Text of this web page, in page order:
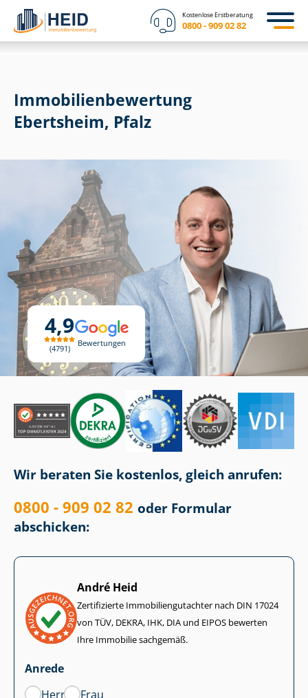
Kostenlose Erstberatung
0800 - 909 02 82
4,9
4791
Bewertungen
Immobilien­bewertung
Ebertsheim, Pfalz
Wir beraten Sie kostenlos, gleich anrufen:
0800 - 909 02 82 oder Formular
abschicken:
André Heid
Zertifizierte Im­mo­bi­li­en­gut­ach­ter nach DIN 17024
von TÜV, DEKRA, IHK, DIA und EIPOS bewerten
Ihre Immobilie sachgemäß.
Anrede
Herr
Frau